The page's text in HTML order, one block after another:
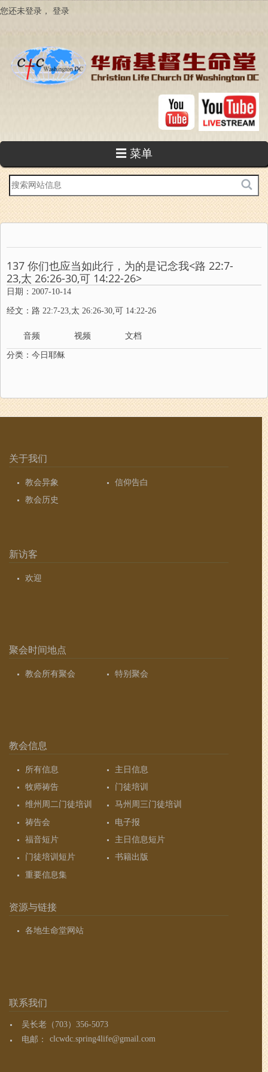
跳
您还未登录， 登录
☰ 菜单
站
内
搜
索
137 你们也应当如此行，为的是记念我<路 22:7-
23,太 26:26-30,可 14:22-26>
日期：2007-10-14
经文：路 22:7-23,太 26:26-30,可 14:22-26
音频 视频 文档
分类： 今日耶稣
关于我们
教会异象
信仰告白
教会历史
新访客
欢迎
聚会时间地点
教会所有聚会 特别聚会
教会信息
所有信息
主日信息
牧师祷告
门徒培训
维州周二门徒培训
马州周三门徒培训
祷告会
电子报
福音短片
主日信息短片
门徒培训短片
书籍出版
重要信息集
资源与链接
各地生命堂网站
联系我们
吴长老（703）356-5073
电邮：
clcwdc.spring4life@gmail.com